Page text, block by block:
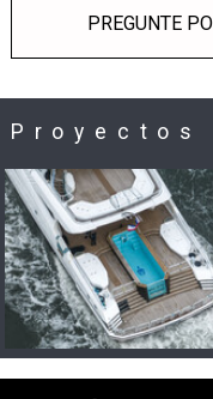
PREGUNTE
Proyectos